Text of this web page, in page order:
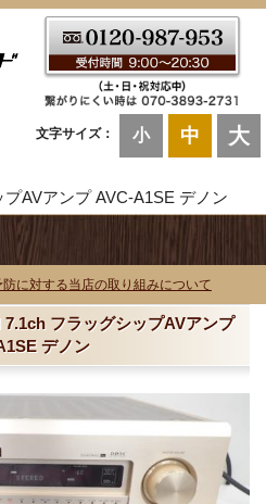
文字サイズ： 小 中 大
AVアンプ AVC-A1SE デノン
防に対する当店の取り組みについて
フラッグシップAVアンプ
デノン